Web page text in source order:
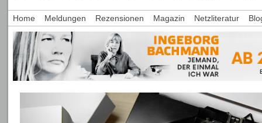
Home Meldungen Rezensionen Magazin Netzliteratur